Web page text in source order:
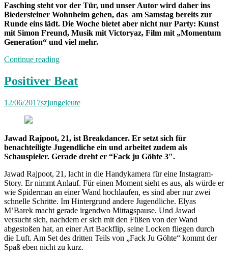
Fasching steht vor der Tür, und unser Autor wird daher ins
Biedersteiner Wohnheim gehen, das am Samstag bereits zur
Runde eins lädt. Die Woche bietet aber nicht nur Party: Kunst
mit Simon Freund, Musik mit Victoryaz, Film mit „Momentum
Generation“ und viel mehr.
Continue reading„Von
bis
Freitag:
mit
Positiver Beat
12/06/2017szjungeleute
Jawad Rajpoot, 21, ist Breakdancer. Er setzt sich für
benachteiligte Jugendliche ein und arbeitet zudem als
Schauspieler. Gerade dreht er “Fack ju Göhte 3″.
Jawad Rajpoot, 21, lacht in die Handykamera für eine Instagram-
Story. Er nimmt Anlauf. Für einen Moment sieht es aus, als würde er
wie Spiderman an einer Wand hochlaufen, es sind aber nur zwei
schnelle Schritte. Im Hintergrund andere Jugendliche. Elyas
M’Barek macht gerade irgendwo Mittagspause. Und Jawad
versucht sich, nachdem er sich mit den Füßen von der Wand
abgestoßen hat, an einer Art Backflip, seine Locken fliegen durch
die Luft. Am Set des dritten Teils von „Fack Ju Göhte“ kommt der
Spaß eben nicht zu kurz.